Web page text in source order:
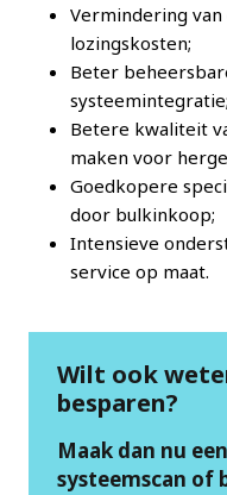
Vermindering
lozingskosten;
Beter
systeemintegratie;
Betere kwaliteit
maken voor
Goedkopere
door bulkinkoop;
Intensieve
service op maat.
Wilt ook
besparen?
Maak dan nu
systeemscan of